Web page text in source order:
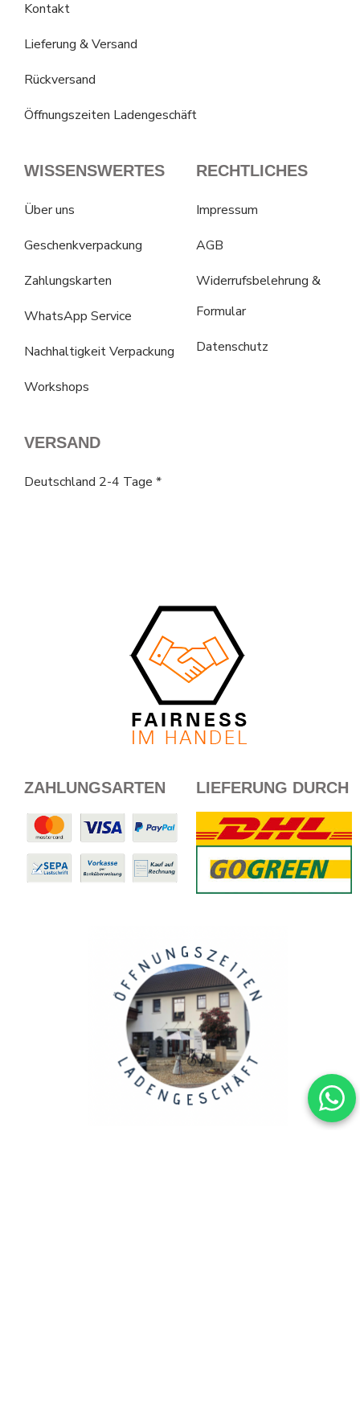
Kontakt
Lieferung & Versand
Rückversand
Öffnungszeiten Ladengeschäft
WISSENSWERTES
Über uns
Geschenkverpackung
Zahlungskarten
WhatsApp Service
Nachhaltigkeit Verpackung
Workshops
RECHTLICHES
Impressum
AGB
Widerrufsbelehrung &
Formular
Datenschutz
VERSAND
Deutschland 2-4 Tage *
ZAHLUNGSARTEN LIEFERUNG DURCH